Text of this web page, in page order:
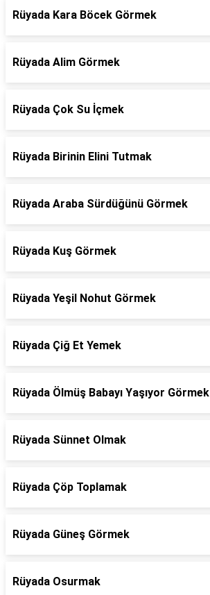
Rüyada Kara Böcek Görmek
Rüyada Alim Görmek
Rüyada Çok Su İçmek
Rüyada Birinin Elini Tutmak
Rüyada Araba Sürdüğünü Görmek
Rüyada Kuş Görmek
Rüyada Yeşil Nohut Görmek
Rüyada Çiğ Et Yemek
Rüyada Ölmüş Babayı Yaşıyor Görmek
Rüyada Sünnet Olmak
Rüyada Çöp Toplamak
Rüyada Güneş Görmek
Rüyada Osurmak